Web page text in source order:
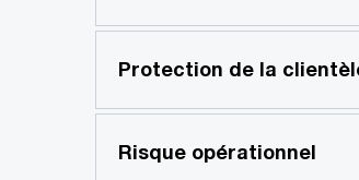
Protection de la
Risque opérationnel